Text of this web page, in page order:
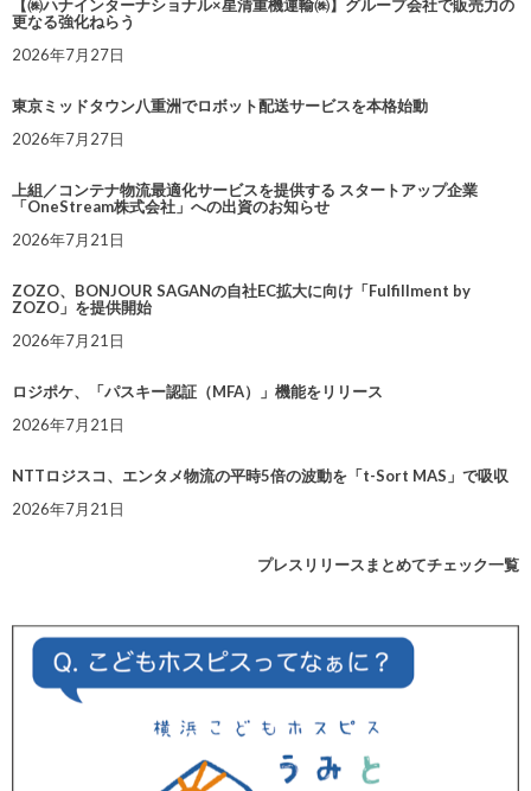
【㈱ハナインターナショナル×星清重機運輸㈱】グループ会社で販売力の
更なる強化ねらう
2026年7月27日
東京ミッドタウン八重洲でロボット配送サービスを本格始動
2026年7月27日
上組／コンテナ物流最適化サービスを提供する スタートアップ企業
「OneStream株式会社」への出資のお知らせ
2026年7月21日
ZOZO、BONJOUR SAGANの自社EC拡大に向け「Fulfillment by
ZOZO」を提供開始
2026年7月21日
ロジポケ、「パスキー認証（MFA）」機能をリリース
2026年7月21日
NTTロジスコ、エンタメ物流の平時5倍の波動を「t-Sort MAS」で吸収
2026年7月21日
プレスリリースまとめてチェック一覧